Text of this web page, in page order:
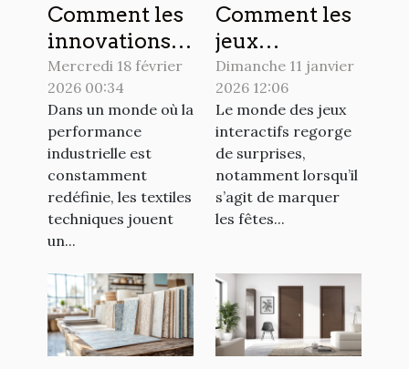
Comment les
innovations
en textiles
techniques
transforment-
elles le
secteur
industriel ?
Mercredi 18 février
2026 00:34
Dans un monde où la
performance
industrielle est
constamment
redéfinie, les textiles
techniques jouent
un...
Comment les
jeux
interactifs
célèbrent-ils
les fêtes
mondiales ?
Dimanche 11 janvier
2026 12:06
Le monde des jeux
interactifs regorge
de surprises,
notamment lorsqu’il
s’agit de marquer
les fêtes...